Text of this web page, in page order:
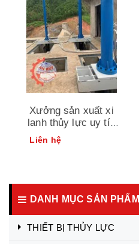
Xưởng sản xuất xi
lanh thủy lực uy tín
theo yêu cầu của
khách hàng
Liên hệ
DANH MỤC SẢN PHẨM
THIẾT BỊ THỦY LỰC